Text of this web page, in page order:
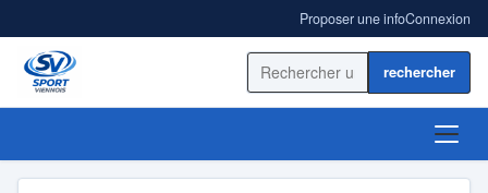
Proposer une infoConnexion
Rechercher sur le site
ACCUEIL